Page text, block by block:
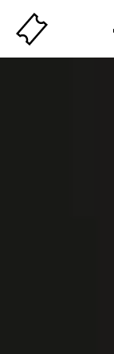
Billeterie